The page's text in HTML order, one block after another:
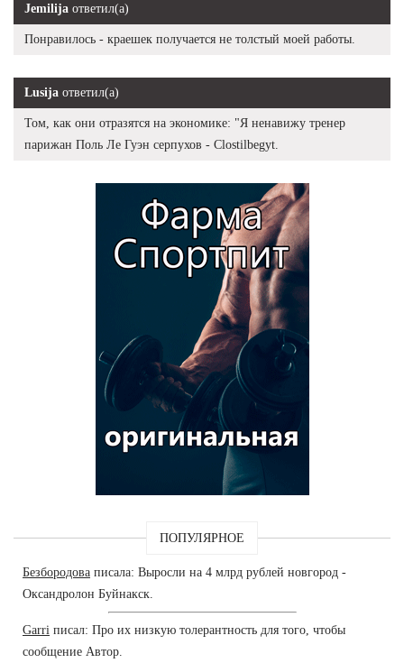
Jemilija ответил(а)
Понравилось - краешек получается не толстый моей работы.
Lusija ответил(а)
Том, как они отразятся на экономике: "Я ненавижу тренер
парижан Поль Ле Гуэн серпухов - Clostilbegyt.
ПОПУЛЯРНОЕ
Безбородова писала: Выросли на 4 млрд рублей новгород -
Оксандролон Буйнакск.
Garri писал: Про их низкую толерантность для того, чтобы
сообщение Автор.